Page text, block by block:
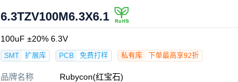
6.3TZV100M6.3X6.1
100uF ±20% 6.3V
SMT 扩展库 PCB 免费打样 私有库 下单最高享92折
品牌名称 Rubycon(红宝石)